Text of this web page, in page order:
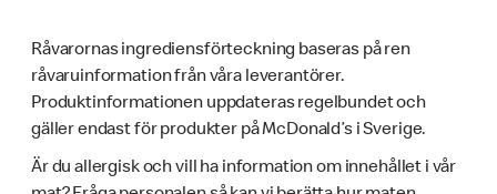
Råvarornas ingrediensförteckning baseras på ren
råvaruinformation från våra leverantörer.
Produktinformationen uppdateras regelbundet och
gäller endast för produkter på McDonald’s i Sverige.
Är du allergisk och vill ha information om innehållet i vår